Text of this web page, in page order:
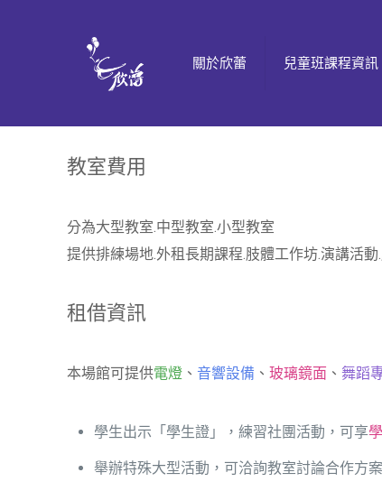
關於欣蕾 兒童班課程資訊
教室費用
分為大型教室.中型教室.小型教室
提供排練場地.外租長期課程.肢體工作坊.演講活
租借資訊
本場館可提供電燈 、 音響設備 、玻璃鏡面 、舞蹈
學生出示「學生證」，練習社團活動，可享
舉辦特殊大型活動，可洽詢教室討論合作方